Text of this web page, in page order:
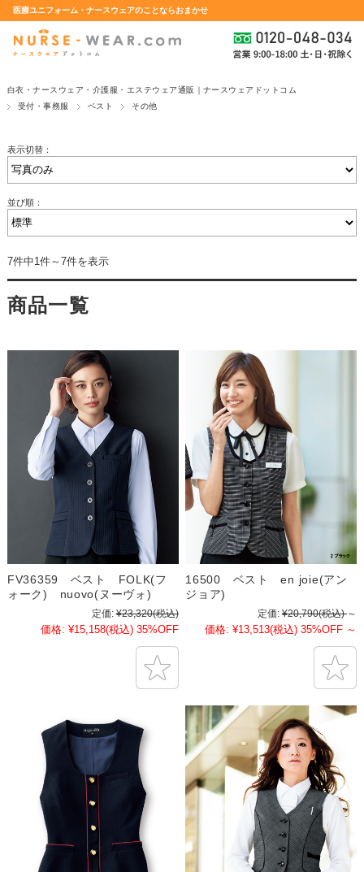
医療ユニフォーム・ナースウェアのことならおまかせ
白衣・ナースウェア・介護服・エステウェア通販｜ナースウェアドットコム
受付・事務服
ベスト その他
表示切替：
並び順：
7件中1件～7件を表示
商品一覧
FV36359 ベスト FOLK(フ
ォーク) nuovo(ヌーヴォ)
定価: ¥23,320(税込)
価格: ¥15,158(税込) 35%OFF
16500 ベスト en joie(アン
ジョア)
定価: ¥20,790(税込) ～
価格: ¥13,513(税込) 35%OFF ～